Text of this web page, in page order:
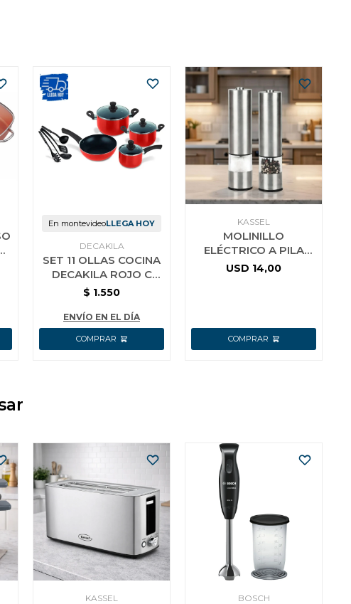
En montevideoLLEGA HOY
DECAKILA
SET 11 OLLAS COCINA
DECAKILA ROJO C
UTENSILIOS
$ 1.550
ENVÍO EN EL DÍA
KASSEL
MOLINILLO
ELÉCTRICO A PILA
PARA SAL O PIMIENTA
USD 14,00
KASSEL BOSCH